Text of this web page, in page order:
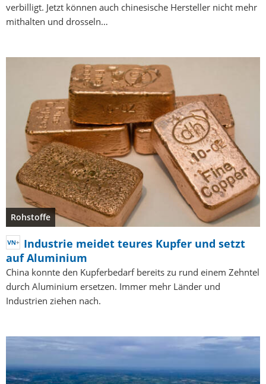
verbilligt. Jetzt können auch chinesische Hersteller nicht mehr
mithalten und drosseln…
Rohstoffe
Industrie meidet teures Kupfer und setzt
auf Aluminium
China konnte den Kupferbedarf bereits zu rund einem Zehntel
durch Aluminium ersetzen. Immer mehr Länder und
Industrien ziehen nach.